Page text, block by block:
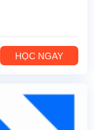
HỌC NGAY